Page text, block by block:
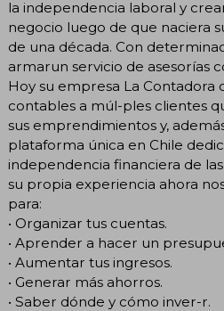
la independencia laboral y
negocio luego de que naciera
de una década. Con
armarun servicio de asesorías
Hoy su empresa La Contadora
contables a múl-ples clientes
sus emprendimientos y,
plataforma única en Chile
independencia financiera de
su propia experiencia ahora
para:
• Organizar tus cuentas.
• Aprender a hacer un
• Aumentar tus ingresos.
• Generar más ahorros.
• Saber dónde y cómo inver-r.